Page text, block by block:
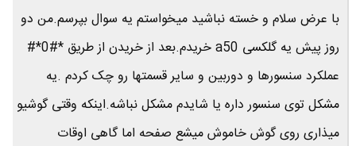
با عرض سلام و خسته نباشید میخواستم یه سوال بپرسم.من دو
روز پیش یه گلکسی a50 خریدم.بعد از خریدن از طریق *#0*#
عملکرد سنسورها و دوربین و سایر قسمتها رو چک کردم .یه
مشکل توی سنسور داره یا شایدم مشکل نباشه.اینکه وقتی گوشیو
میذاری روی گوش خاموش میشع صفحه اما گاهی اوقات